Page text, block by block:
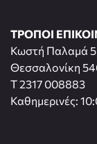
ΤΡΟΠΟΙ
Κωστή Παλαμά 5
Θεσσαλονίκη
T 2317 008883
Καθημερινές: